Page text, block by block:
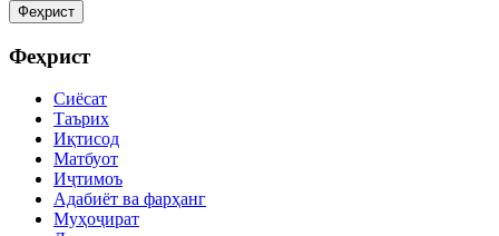
Феҳрист
Феҳрист
Сиёсат
Таърих
Иқтисод
Матбуот
Иҷтимоъ
Адабиёт ва фарҳанг
Муҳоҷират